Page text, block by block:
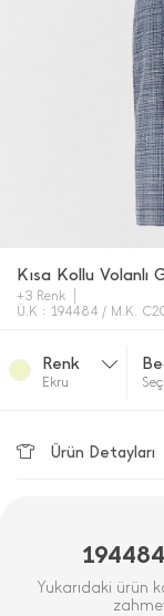
Kısa Kollu Volanlı
+3 Renk
Ü.K : 194484 / M.K.
Renk
Ekru
Ürün Detayları
Yukarıdaki ürün